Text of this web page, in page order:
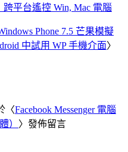
平台遙控 Win, Mac 電腦
Phone 7.5 芒果模擬
中試用 WP 手機介面〉
〈Facebook Messenger 電腦
） 〉發佈留言